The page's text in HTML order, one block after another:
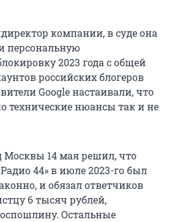
компании, в суде она
персональную
2023 года с общей
российских блогеров
Google настаивали, что
технические нюансы так и не
14 мая решил, что
44» в июле 2023-го был
и обязал ответчиков
6 тысяч рублей,
Остальные